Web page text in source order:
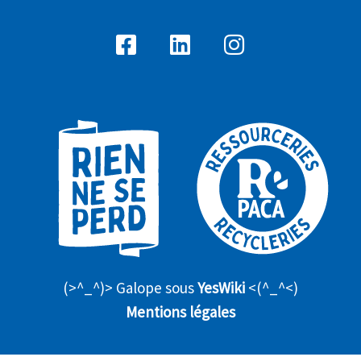
(>^_^)> Galope sousYesWiki <(^_^<)
Mentions légales